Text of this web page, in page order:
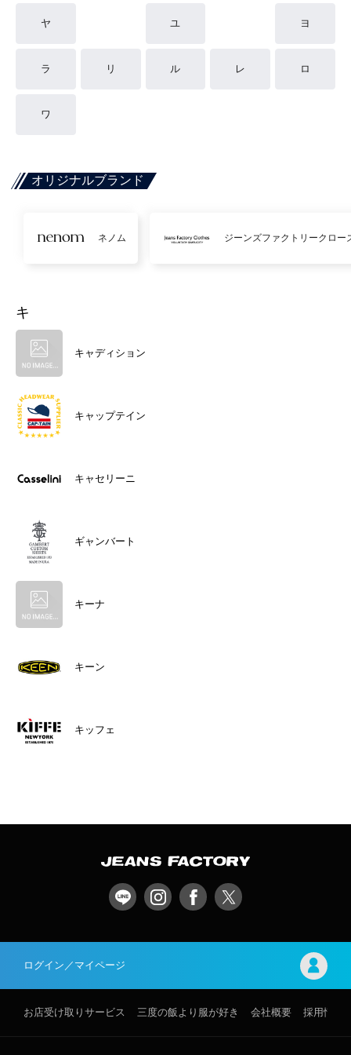
ヤ ユ ヨ
ラ リ ル レ ロ
ワ
オリジナルブランド
ネノム ジーンズファクトリークロー
キ
キャディション
キャップテイン
キャセリーニ
ギャンバート
キーナ
キーン
キッフェ
ログイン／マイページ
お店受け取りサービス 三度の飯より服が好き 会社概要 採用情報